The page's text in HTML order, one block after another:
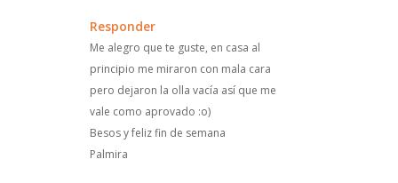
Responder
Me alegro que te guste, en casa al
principio me miraron con mala cara
pero dejaron la olla vacía así que me
vale como aprovado :o)
Besos y feliz fin de semana
Palmira